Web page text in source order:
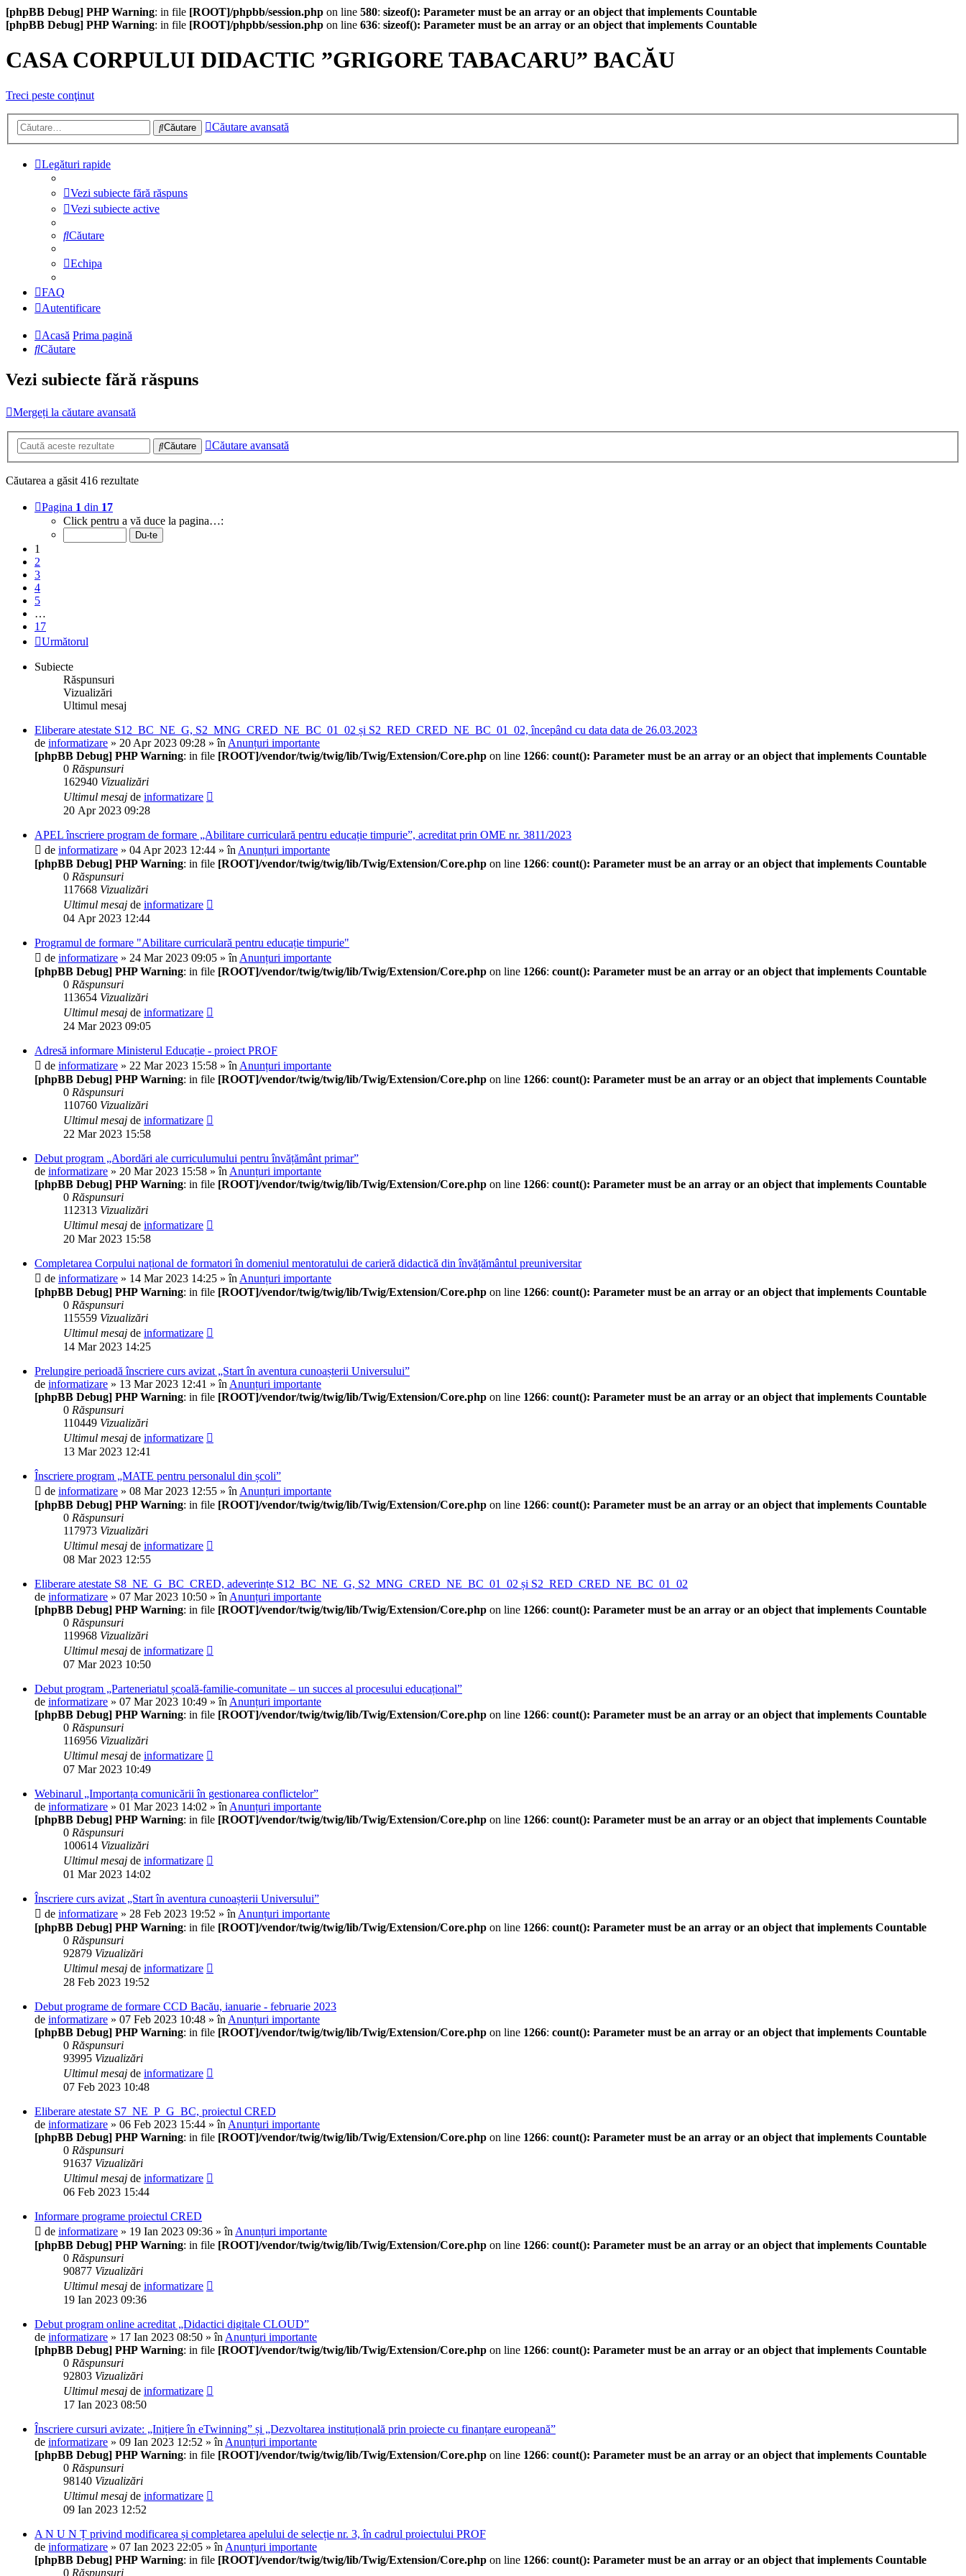
[phpBB Debug] PHP Warning: in file [ROOT]/phpbb/session.php on line 580: sizeof(): Parameter must be an array or an object that implements Countable
[phpBB Debug] PHP Warning: in file [ROOT]/phpbb/session.php on line 636: sizeof(): Parameter must be an array or an object that implements Countable
CASA CORPULUI DIDACTIC ”GRIGORE TABACARU” BACĂU
Treci peste conţinut
Căutare Căutare avansată
Legături rapide
Vezi subiecte fără răspuns
Vezi subiecte active
Căutare
Echipa
FAQ
Autentificare
Acasă Prima pagină
Căutare
Vezi subiecte fără răspuns
Mergeți la căutare avansată
Căutare Căutare avansată
Căutarea a găsit 416 rezultate
Pagina 1 din 17
Click pentru a vă duce la pagina…:
1
2
3
4
5
…
17
Următorul
Subiecte
Răspunsuri
Vizualizări
Ultimul mesaj
Eliberare atestate S12_BC_NE_G, S2_MNG_CRED_NE_BC_01_02 și S2_RED_CRED_NE_BC_01_02, începând cu data data de 26.03.2023
de informatizare » 20 Apr 2023 09:28 » în Anunțuri importante
[phpBB Debug] PHP Warning: in file [ROOT]/vendor/twig/twig/lib/Twig/Extension/Core.php on line 1266: count(): Parameter must be an array or an object that implements Countable
0 Răspunsuri
162940 Vizualizări
Ultimul mesaj de informatizare
20 Apr 2023 09:28
APEL înscriere program de formare „Abilitare curriculară pentru educație timpurie”, acreditat prin OME nr. 3811/2023
de informatizare » 04 Apr 2023 12:44 » în Anunțuri importante
[phpBB Debug] PHP Warning: in file [ROOT]/vendor/twig/twig/lib/Twig/Extension/Core.php on line 1266: count(): Parameter must be an array or an object that implements Countable
0 Răspunsuri
117668 Vizualizări
Ultimul mesaj de informatizare
04 Apr 2023 12:44
Programul de formare "Abilitare curriculară pentru educație timpurie"
de informatizare » 24 Mar 2023 09:05 » în Anunțuri importante
[phpBB Debug] PHP Warning: in file [ROOT]/vendor/twig/twig/lib/Twig/Extension/Core.php on line 1266: count(): Parameter must be an array or an object that implements Countable
0 Răspunsuri
113654 Vizualizări
Ultimul mesaj de informatizare
24 Mar 2023 09:05
Adresă informare Ministerul Educație - proiect PROF
de informatizare » 22 Mar 2023 15:58 » în Anunțuri importante
[phpBB Debug] PHP Warning: in file [ROOT]/vendor/twig/twig/lib/Twig/Extension/Core.php on line 1266: count(): Parameter must be an array or an object that implements Countable
0 Răspunsuri
110760 Vizualizări
Ultimul mesaj de informatizare
22 Mar 2023 15:58
Debut program „Abordări ale curriculumului pentru învățământ primar”
de informatizare » 20 Mar 2023 15:58 » în Anunțuri importante
[phpBB Debug] PHP Warning: in file [ROOT]/vendor/twig/twig/lib/Twig/Extension/Core.php on line 1266: count(): Parameter must be an array or an object that implements Countable
0 Răspunsuri
112313 Vizualizări
Ultimul mesaj de informatizare
20 Mar 2023 15:58
Completarea Corpului național de formatori în domeniul mentoratului de carieră didactică din învățământul preuniversitar
de informatizare » 14 Mar 2023 14:25 » în Anunțuri importante
[phpBB Debug] PHP Warning: in file [ROOT]/vendor/twig/twig/lib/Twig/Extension/Core.php on line 1266: count(): Parameter must be an array or an object that implements Countable
0 Răspunsuri
115559 Vizualizări
Ultimul mesaj de informatizare
14 Mar 2023 14:25
Prelungire perioadă înscriere curs avizat „Start în aventura cunoașterii Universului”
de informatizare » 13 Mar 2023 12:41 » în Anunțuri importante
[phpBB Debug] PHP Warning: in file [ROOT]/vendor/twig/twig/lib/Twig/Extension/Core.php on line 1266: count(): Parameter must be an array or an object that implements Countable
0 Răspunsuri
110449 Vizualizări
Ultimul mesaj de informatizare
13 Mar 2023 12:41
Înscriere program „MATE pentru personalul din școli”
de informatizare » 08 Mar 2023 12:55 » în Anunțuri importante
[phpBB Debug] PHP Warning: in file [ROOT]/vendor/twig/twig/lib/Twig/Extension/Core.php on line 1266: count(): Parameter must be an array or an object that implements Countable
0 Răspunsuri
117973 Vizualizări
Ultimul mesaj de informatizare
08 Mar 2023 12:55
Eliberare atestate S8_NE_G_BC_CRED, adeverințe S12_BC_NE_G, S2_MNG_CRED_NE_BC_01_02 și S2_RED_CRED_NE_BC_01_02
de informatizare » 07 Mar 2023 10:50 » în Anunțuri importante
[phpBB Debug] PHP Warning: in file [ROOT]/vendor/twig/twig/lib/Twig/Extension/Core.php on line 1266: count(): Parameter must be an array or an object that implements Countable
0 Răspunsuri
119968 Vizualizări
Ultimul mesaj de informatizare
07 Mar 2023 10:50
Debut program „Parteneriatul școală-familie-comunitate – un succes al procesului educațional”
de informatizare » 07 Mar 2023 10:49 » în Anunțuri importante
[phpBB Debug] PHP Warning: in file [ROOT]/vendor/twig/twig/lib/Twig/Extension/Core.php on line 1266: count(): Parameter must be an array or an object that implements Countable
0 Răspunsuri
116956 Vizualizări
Ultimul mesaj de informatizare
07 Mar 2023 10:49
Webinarul „Importanța comunicării în gestionarea conflictelor”
de informatizare » 01 Mar 2023 14:02 » în Anunțuri importante
[phpBB Debug] PHP Warning: in file [ROOT]/vendor/twig/twig/lib/Twig/Extension/Core.php on line 1266: count(): Parameter must be an array or an object that implements Countable
0 Răspunsuri
100614 Vizualizări
Ultimul mesaj de informatizare
01 Mar 2023 14:02
Înscriere curs avizat „Start în aventura cunoașterii Universului”
de informatizare » 28 Feb 2023 19:52 » în Anunțuri importante
[phpBB Debug] PHP Warning: in file [ROOT]/vendor/twig/twig/lib/Twig/Extension/Core.php on line 1266: count(): Parameter must be an array or an object that implements Countable
0 Răspunsuri
92879 Vizualizări
Ultimul mesaj de informatizare
28 Feb 2023 19:52
Debut programe de formare CCD Bacău, ianuarie - februarie 2023
de informatizare » 07 Feb 2023 10:48 » în Anunțuri importante
[phpBB Debug] PHP Warning: in file [ROOT]/vendor/twig/twig/lib/Twig/Extension/Core.php on line 1266: count(): Parameter must be an array or an object that implements Countable
0 Răspunsuri
93995 Vizualizări
Ultimul mesaj de informatizare
07 Feb 2023 10:48
Eliberare atestate S7_NE_P_G_BC, proiectul CRED
de informatizare » 06 Feb 2023 15:44 » în Anunțuri importante
[phpBB Debug] PHP Warning: in file [ROOT]/vendor/twig/twig/lib/Twig/Extension/Core.php on line 1266: count(): Parameter must be an array or an object that implements Countable
0 Răspunsuri
91637 Vizualizări
Ultimul mesaj de informatizare
06 Feb 2023 15:44
Informare programe proiectul CRED
de informatizare » 19 Ian 2023 09:36 » în Anunțuri importante
[phpBB Debug] PHP Warning: in file [ROOT]/vendor/twig/twig/lib/Twig/Extension/Core.php on line 1266: count(): Parameter must be an array or an object that implements Countable
0 Răspunsuri
90877 Vizualizări
Ultimul mesaj de informatizare
19 Ian 2023 09:36
Debut program online acreditat „Didactici digitale CLOUD”
de informatizare » 17 Ian 2023 08:50 » în Anunțuri importante
[phpBB Debug] PHP Warning: in file [ROOT]/vendor/twig/twig/lib/Twig/Extension/Core.php on line 1266: count(): Parameter must be an array or an object that implements Countable
0 Răspunsuri
92803 Vizualizări
Ultimul mesaj de informatizare
17 Ian 2023 08:50
Înscriere cursuri avizate: „Inițiere în eTwinning” și „Dezvoltarea instituțională prin proiecte cu finanțare europeană”
de informatizare » 09 Ian 2023 12:52 » în Anunțuri importante
[phpBB Debug] PHP Warning: in file [ROOT]/vendor/twig/twig/lib/Twig/Extension/Core.php on line 1266: count(): Parameter must be an array or an object that implements Countable
0 Răspunsuri
98140 Vizualizări
Ultimul mesaj de informatizare
09 Ian 2023 12:52
A N U N Ț privind modificarea și completarea apelului de selecție nr. 3, în cadrul proiectului PROF
de informatizare » 07 Ian 2023 22:05 » în Anunțuri importante
[phpBB Debug] PHP Warning: in file [ROOT]/vendor/twig/twig/lib/Twig/Extension/Core.php on line 1266: count(): Parameter must be an array or an object that implements Countable
0 Răspunsuri